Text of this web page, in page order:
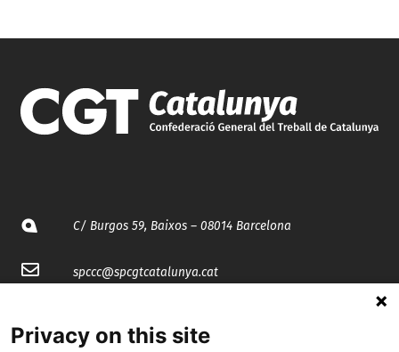
C/ Burgos 59, Baixos – 08014 Barcelona
spccc@spcgtcatalunya.cat
Privacy on this site